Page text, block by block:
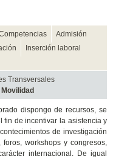
Admisión
Inserción laboral
Transversales
dispongo de recursos, se
fin de incentivar la asistencia y
de investigación
workshops y congresos,
internacional. De igual